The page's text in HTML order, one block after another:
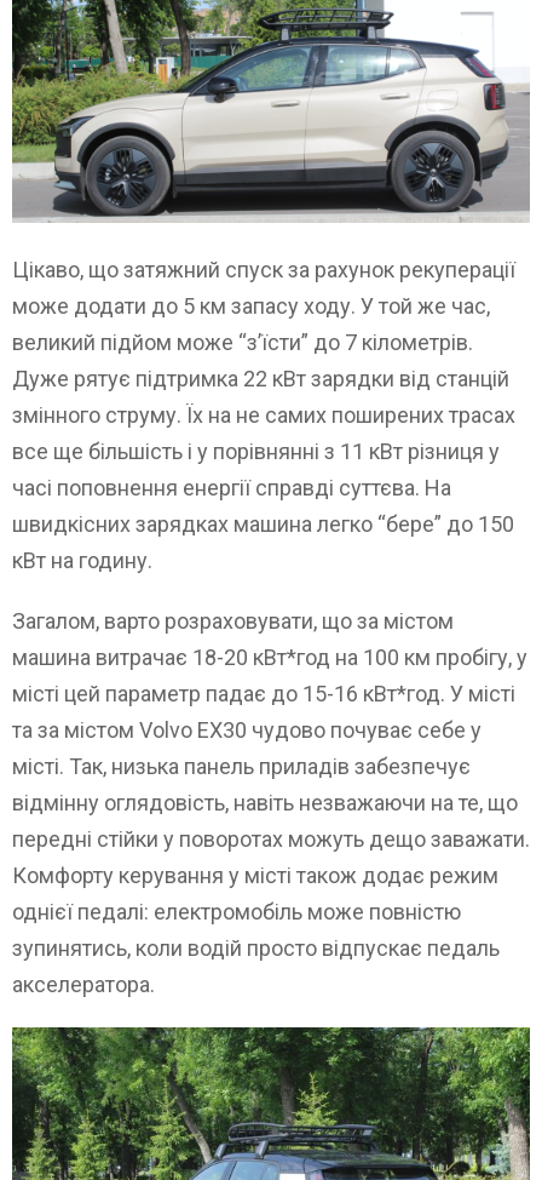
Цікаво, що затяжний спуск за рахунок рекуперації
може додати до 5 км запасу ходу. У той же час,
великий підйом може “з’їсти” до 7 кілометрів.
Дуже рятує підтримка 22 кВт зарядки від станцій
змінного струму. Їх на не самих поширених трасах
все ще більшість і у порівнянні з 11 кВт різниця у
часі поповнення енергії справді суттєва. На
швидкісних зарядках машина легко “бере” до 150
кВт на годину.
Загалом, варто розраховувати, що за містом
машина витрачає 18-20 кВт*год на 100 км пробігу, у
місті цей параметр падає до 15-16 кВт*год. У місті
та за містом Volvo EX30 чудово почуває себе у
місті. Так, низька панель приладів забезпечує
відмінну оглядовість, навіть незважаючи на те, що
передні стійки у поворотах можуть дещо заважати.
Комфорту керування у місті також додає режим
однієї педалі: електромобіль може повністю
зупинятись, коли водій просто відпускає педаль
акселератора.